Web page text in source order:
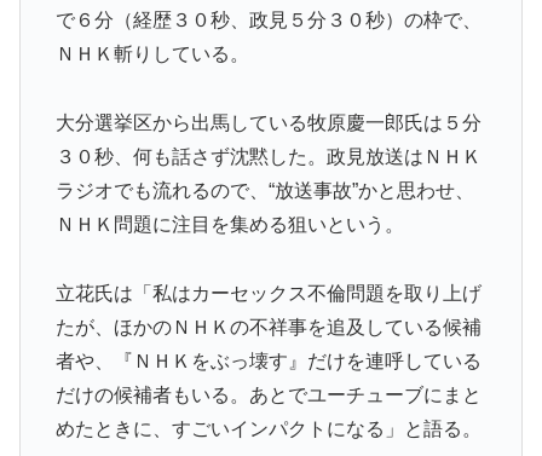
で６分（経歴３０秒、政見５分３０秒）の枠で、
ＮＨＫ斬りしている。
大分選挙区から出馬している牧原慶一郎氏は５分
３０秒、何も話さず沈黙した。政見放送はＮＨＫ
ラジオでも流れるので、“放送事故”かと思わせ、
ＮＨＫ問題に注目を集める狙いという。
立花氏は「私はカーセックス不倫問題を取り上げ
たが、ほかのＮＨＫの不祥事を追及している候補
者や、『ＮＨＫをぶっ壊す』だけを連呼している
だけの候補者もいる。あとでユーチューブにまと
めたときに、すごいインパクトになる」と語る。